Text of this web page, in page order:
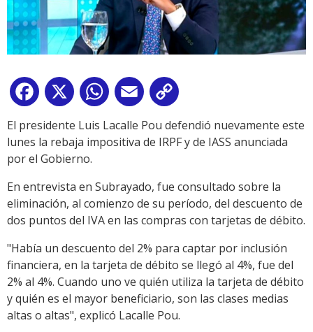
Facebook
X WhatsApp
Email
Link
El presidente Luis Lacalle Pou defendió nuevamente este
lunes la rebaja impositiva de IRPF y de IASS anunciada
por el Gobierno.
En entrevista en Subrayado, fue consultado sobre la
eliminación, al comienzo de su período, del descuento de
dos puntos del IVA en las compras con tarjetas de débito.
"Había un descuento del 2% para captar por inclusión
financiera, en la tarjeta de débito se llegó al 4%, fue del
2% al 4%. Cuando uno ve quién utiliza la tarjeta de débito
y quién es el mayor beneficiario, son las clases medias
altas o altas", explicó Lacalle Pou.